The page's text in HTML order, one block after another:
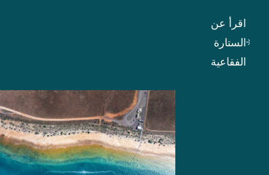
البحرية،
تزداد أهمية
حماية البيئة
البحرية.
اقرأ عن
الستارة
الفقاعية